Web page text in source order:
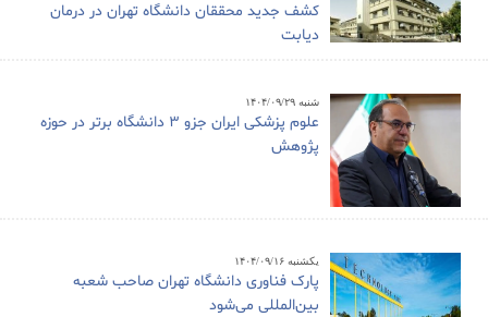
کشف جدید محققان دانشگاه تهران در درمان
دیابت
شنبه ۱۴۰۴/۰۹/۲۹
علوم پزشکی ایران جزو ۳ دانشگاه برتر در حوزه
پژوهش
یکشنبه ۱۴۰۴/۰۹/۱۶
پارک فناوری دانشگاه تهران صاحب شعبه
بین‌المللی می‌شود